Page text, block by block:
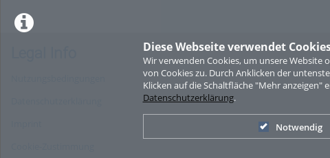
Diese Webseite verwendet
Wir verwenden Cookies, um unsere Website
von Cookies zu. Durch Anklicken der
Klicken auf die Schaltfläche "Mehr
Datenschutzerklärung.
Notwendig